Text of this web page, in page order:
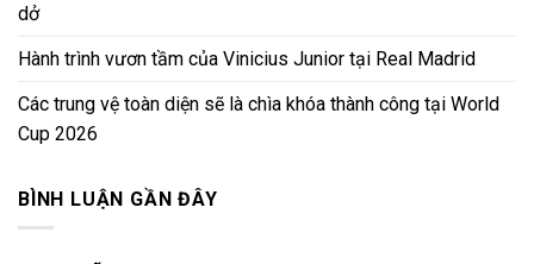
dở
Hành trình vươn tầm của Vinicius Junior tại Real Madrid
Các trung vệ toàn diện sẽ là chìa khóa thành công tại World
Cup 2026
BÌNH LUẬN GẦN ĐÂY